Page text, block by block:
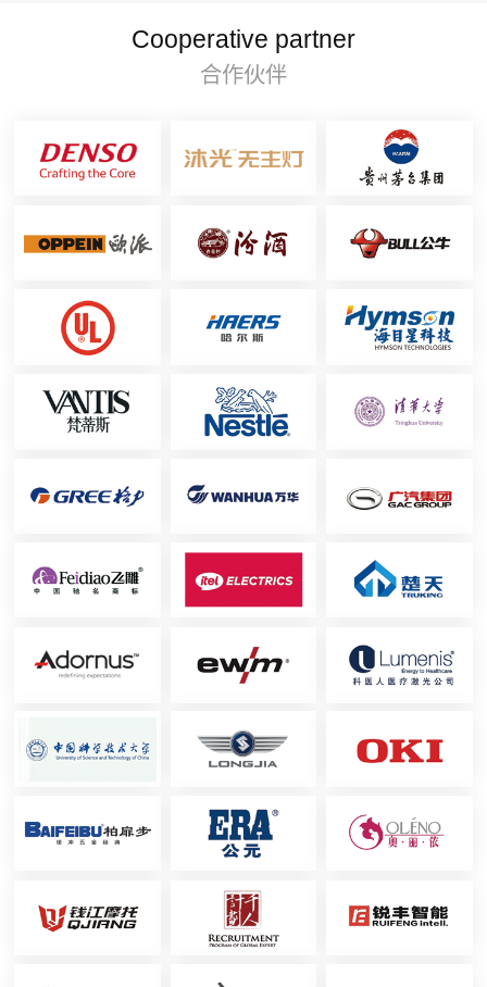
Cooperative partner
合作伙伴